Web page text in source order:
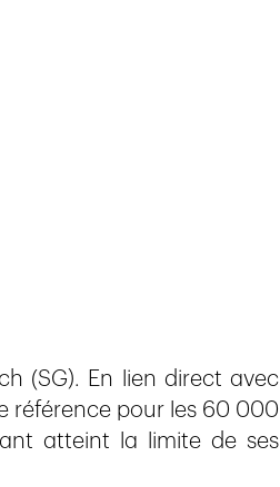
(SG). En lien direct avec
référence pour les 60 000
atteint la limite de ses